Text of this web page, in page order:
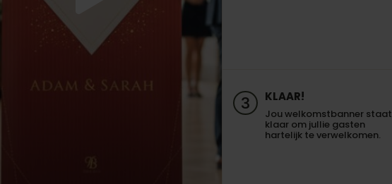
3 KLAAR!
Jou welkomstbanner staat
klaar om jullie gasten
hartelijk te verwelkomen.